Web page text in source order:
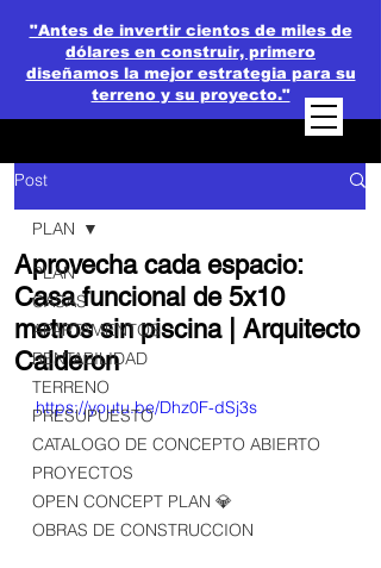
"Antes de invertir cientos de miles de
dólares en construir, primero
diseñamos la mejor estrategia para su
terreno y su proyecto."
Post
PLAN
CASAS
APARTAMENTOS
RENTABILIDAD
TERRENO
PRESUPUESTO
CATALOGO DE CONCEPTO ABIERTO
PROYECTOS
OPEN CONCEPT PLAN 💎
OBRAS DE CONSTRUCCION
PLAN
Aprovecha cada espacio:
Casa funcional de 5x10
metros sin piscina | Arquitecto
Calderon
https://youtu.be/Dhz0F-dSj3s